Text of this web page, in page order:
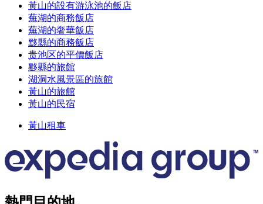
黃山的設有游泳池的飯店
蕪湖的商務飯店
蕪湖的奢華飯店
黟縣的商務飯店
贵池区的平價飯店
黟縣的旅館
湖洞水風景區的旅館
黃山的旅館
黃山的民宿
黃山租車